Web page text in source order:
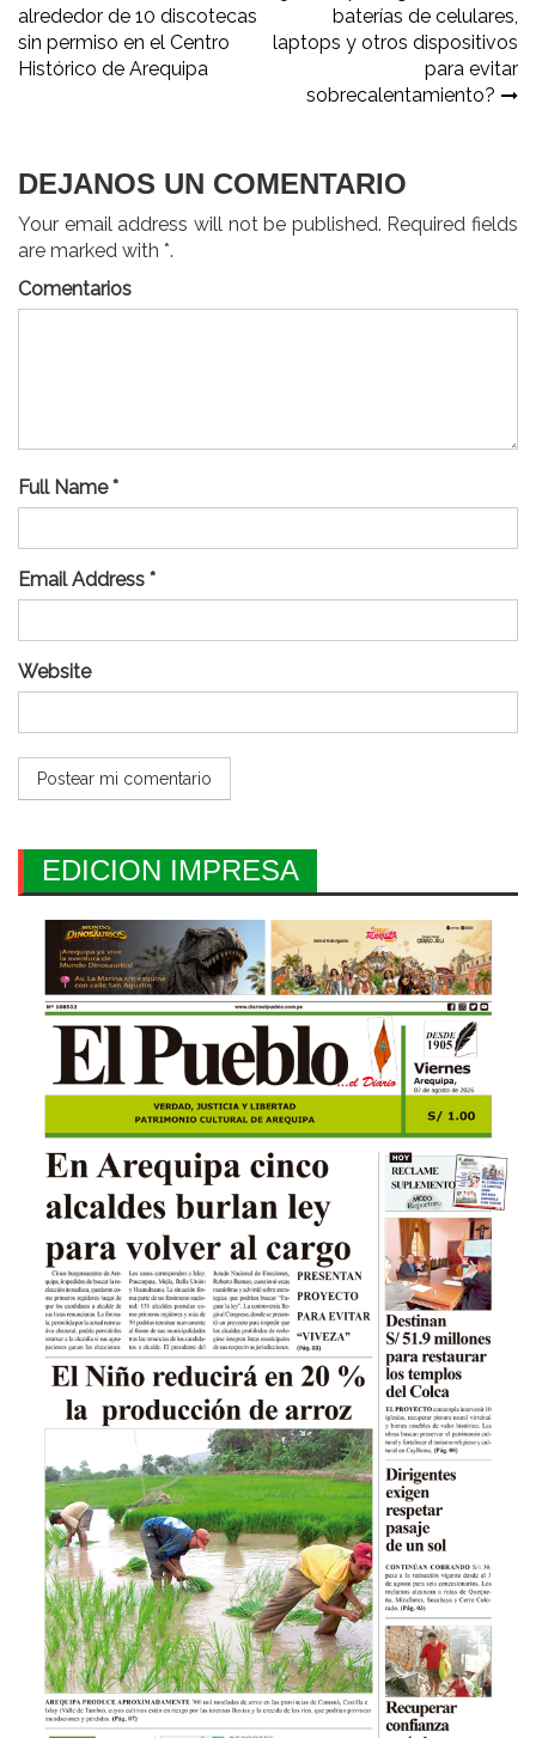
de
entradas
alrededor de 10 discotecas
sin permiso en el Centro
Histórico de Arequipa
baterías de celulares,
laptops y otros dispositivos
para evitar
sobrecalentamiento?
DEJANOS UN COMENTARIO
Your email address will not be published. Required fields
are marked with *.
Comentarios
Full Name *
Email Address *
Website
EDICION IMPRESA